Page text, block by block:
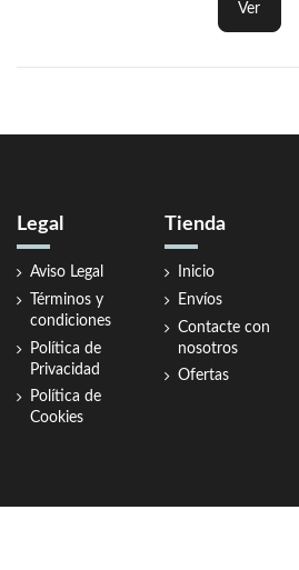
Ver
Legal
Aviso Legal
Términos y
condiciones
Política de
Privacidad
Política de
Cookies
Tienda
Inicio
Envíos
Contacte con
nosotros
Ofertas